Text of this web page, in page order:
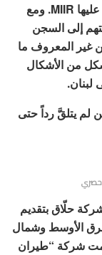
وفقاً لتقارير إعلامية ومعلومات أخرى اطّلعت عليها MIIR. ومع
إلى السجن
غير المعروف ما
من الأشكال
لبنان.
لم يتلقَّ رداً حتى
حصري
حلّاق بتقديم
الأوسط وشمال
تشرين الثاني/ نوفمبر 2017، قامت شركة “طيران